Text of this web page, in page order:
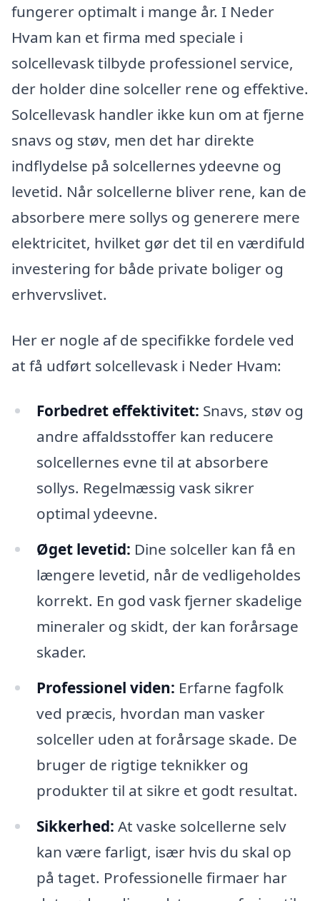
fungerer optimalt i mange år. I Neder
Hvam kan et firma med speciale i
solcellevask tilbyde professionel service,
der holder dine solceller rene og effektive.
Solcellevask handler ikke kun om at fjerne
snavs og støv, men det har direkte
indflydelse på solcellernes ydeevne og
levetid. Når solcellerne bliver rene, kan de
absorbere mere sollys og generere mere
elektricitet, hvilket gør det til en værdifuld
investering for både private boliger og
erhvervslivet.
Her er nogle af de specifikke fordele ved
at få udført solcellevask i Neder Hvam:
Forbedret effektivitet: Snavs, støv og
andre affaldsstoffer kan reducere
solcellernes evne til at absorbere
sollys. Regelmæssig vask sikrer
optimal ydeevne.
Øget levetid: Dine solceller kan få en
længere levetid, når de vedligeholdes
korrekt. En god vask fjerner skadelige
mineraler og skidt, der kan forårsage
skader.
Professionel viden: Erfarne fagfolk
ved præcis, hvordan man vasker
solceller uden at forårsage skade. De
bruger de rigtige teknikker og
produkter til at sikre et godt resultat.
Sikkerhed: At vaske solcellerne selv
kan være farligt, især hvis du skal op
på taget. Professionelle firmaer har